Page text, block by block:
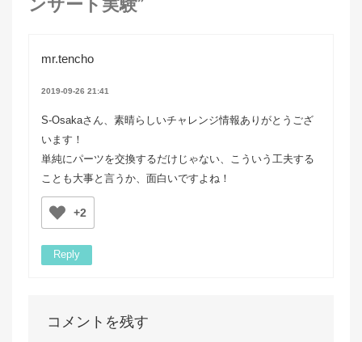
ンサート実験”
mr.tencho
2019-09-26 21:41
S-Osakaさん、素晴らしいチャレンジ情報ありがとうござ
います！
単純にパーツを交換するだけじゃない、こういう工夫する
ことも大事と言うか、面白いですよね！
+2
Reply
コメントを残す